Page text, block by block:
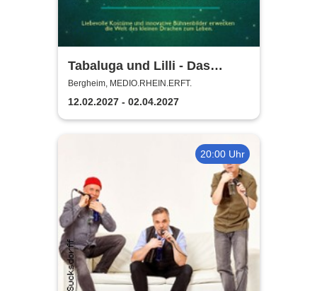
Tabaluga und Lilli - Das
drachenstarke Musical für die
ganze Familie
Bergheim, MEDIO.RHEIN.ERFT.
12.02.2027 - 02.04.2027
20:00 Uhr